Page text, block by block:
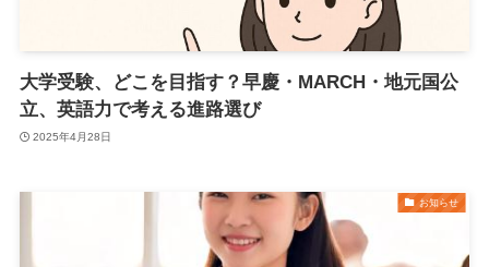
大学受験、どこを目指す？早慶・MARCH・地元国公
立、英語力で考える進路選び
2025年4月28日
お知らせ